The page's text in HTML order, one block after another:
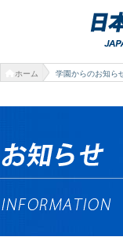
ホーム 学園からのお知ら